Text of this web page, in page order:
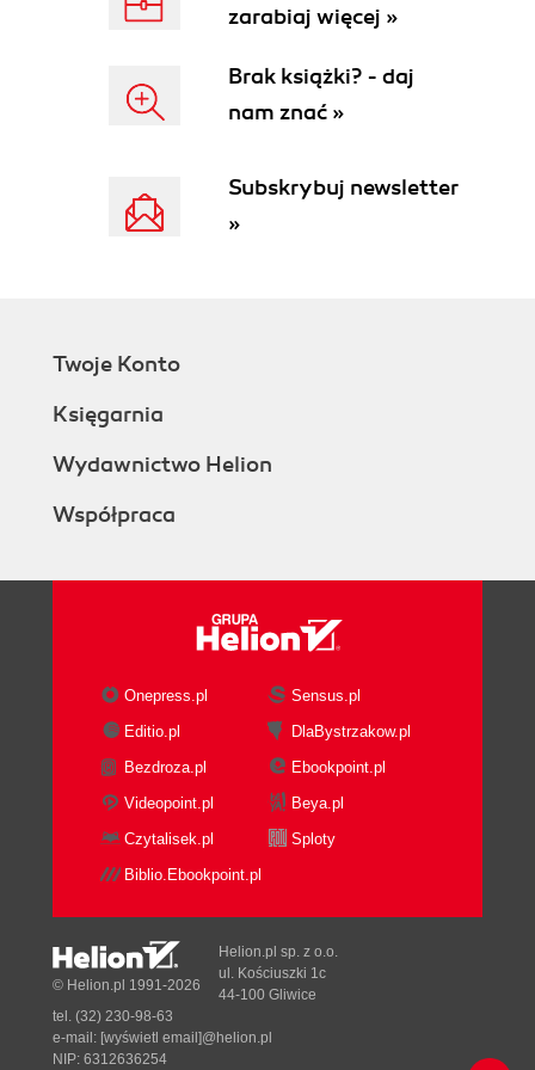
Battlelord
Battlelord-wartownik (Battlelord sentry)
Dowódca napastników (Commander)
Robot-wartownik (Drone)
Dowódca księżycowego ataku (Moon Assault
Władca cykloidów (Cycloid Emperor)
Prezentuj broń!
Noga
Bomby rurowe
(LTB)
Dewastator
Dodatkowy ekwipunek
Atomowe jednostki zdrowia (ATM)
Karty dostępu
Sterydy
Tornister odrzutowy
Gogle noktowizyjne (NVG)
Akwalung
Buty ochronne
Chodzenie, obracanie się i bieganie
Patrzenie i celowanie w górę lub w dół
Poruszanie się i celowanie przy pomocy
myszy
Skakanie i kucanie
zarabiaj więcej »
Brak książki? - daj
nam znać »
Subskrybuj newsletter
»
Twoje Konto
Księgarnia
Wydawnictwo Helion
Współpraca
Onepress.pl
Sensus.pl
Editio.pl
DlaBystrzakow.pl
Bezdroza.pl
Ebookpoint.pl
Videopoint.pl
Beya.pl
Czytalisek.pl
Sploty
Biblio.Ebookpoint.pl
© Helion.pl 1991-2026
Helion.pl sp. z o.o.
ul. Kościuszki 1c
44-100 Gliwice
tel. (32) 230-98-63
e-mail: [wyświetl email]@helion.pl
NIP: 6312636254